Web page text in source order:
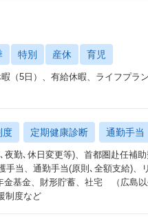
特別 産休 育児
（5⽇）、有給休暇、ライフプラ
度 定期健康診断 通勤手当
勤､休日変更等)、首都圏赴任補
当、通勤手当(原則､全額支給)、
金基金、財形貯蓄、社宅 （広島
制度など